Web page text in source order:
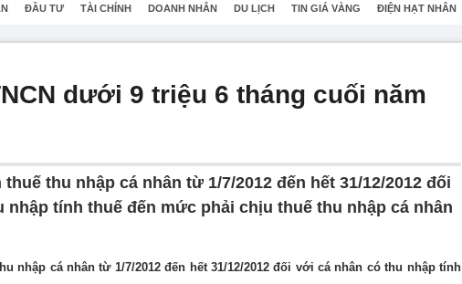
ĐẦU TƯ TÀI CHÍNH DOANH NHÂN DU LỊCH TIN GIÁ VÀNG ĐIỆN HẠT NHÂN
dưới 9 triệu 6 tháng cuối năm
thuế thu nhập cá nhân từ 1/7/2012 đến hết 31/12/2012 đối
nhập tính thuế đến mức phải chịu thuế thu nhập cá nhân
nhập cá nhân từ 1/7/2012 đến hết 31/12/2012 đối với cá nhân có thu nhập tính